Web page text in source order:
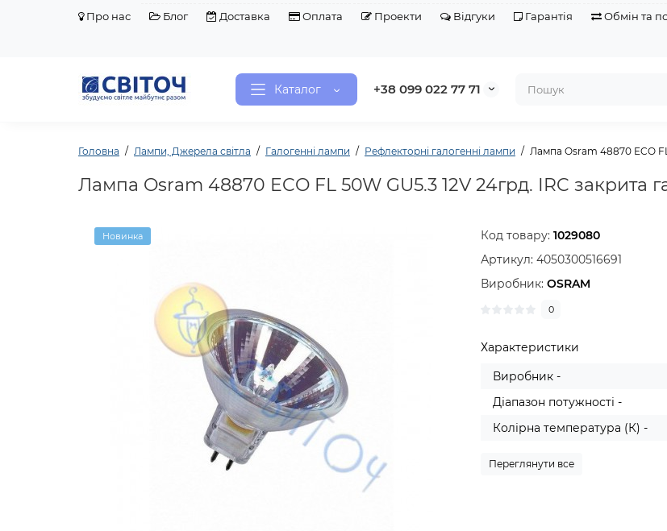
Про нас Блог Доставка Оплата Проекти Відгуки Гарантія Обмін та
Каталог +38 099 022 77 71
Головна Лампи, Джерела світла Галогенні лампи Рефлекторні галогенні лампи Лампа Osram 48870 ECO
Лампа Osram 48870 ECO FL 50W GU5.3 12V 24грд. IRC закрита
Новинка Код товару:1029080
Артикул:4050300516691
Виробник:OSRAM
0
Характеристики
Виробник -
Діапазон потужності -
Колірна температура (К) -
Переглянути все